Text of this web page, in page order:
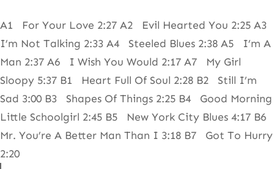
d
s
–
S
p
o
t
l
A1 For Your Love 2:27 A2 Evil Hearted You 2:25 A3
I’m Not Talking 2:33 A4 Steeled Blues 2:38 A5 I’m A
Man 2:37 A6 I Wish You Would 2:17 A7 My Girl
Sloopy 5:37 B1 Heart Full Of Soul 2:28 B2 Still I’m
Sad 3:00 B3 Shapes Of Things 2:25 B4 Good Morning
Little Schoolgirl 2:45 B5 New York City Blues 4:17 B6
Mr. You’re A Better Man Than I 3:18 B7 Got To Hurry
2:20